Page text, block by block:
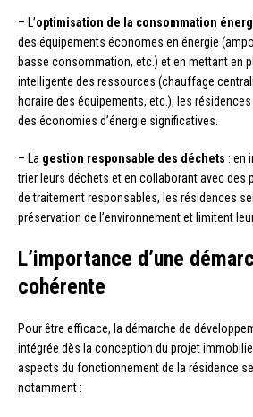
– L’optimisation de la consommation
des équipements économes en énergie
basse consommation, etc.) et en mettant en
intelligente des ressources (chauffage
horaire des équipements, etc.), les
des économies d’énergie significatives.
– La gestion responsable des déchets : en
trier leurs déchets et en collaborant avec des
de traitement responsables, les résidences
préservation de l’environnement et limitent
L’importance d’une
cohérente
Pour être efficace, la démarche de
intégrée dès la conception du projet
aspects du fonctionnement de la résidence
notamment :